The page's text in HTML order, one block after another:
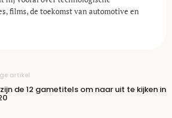
films, de toekomst van automotive en
artikel
de 12 gametitels om naar uit te kijken in